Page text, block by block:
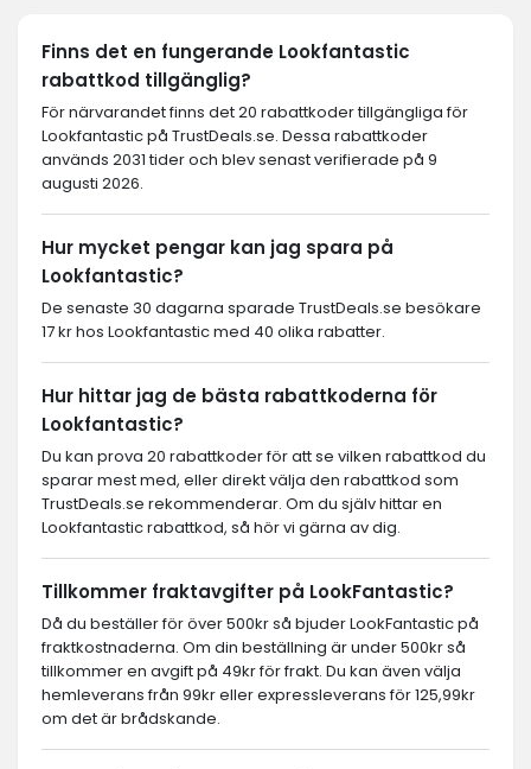
Finns det en fungerande Lookfantastic
rabattkod tillgänglig?
För närvarandet finns det 20 rabattkoder tillgängliga för
Lookfantastic på TrustDeals.se. Dessa rabattkoder
används 2031 tider och blev senast verifierade på 9
augusti 2026.
Hur mycket pengar kan jag spara på
Lookfantastic?
De senaste 30 dagarna sparade TrustDeals.se besökare
17 kr hos Lookfantastic med 40 olika rabatter.
Hur hittar jag de bästa rabattkoderna för
Lookfantastic?
Du kan prova 20 rabattkoder för att se vilken rabattkod du
sparar mest med, eller direkt välja den rabattkod som
TrustDeals.se rekommenderar. Om du själv hittar en
Lookfantastic rabattkod, så hör vi gärna av dig.
Tillkommer fraktavgifter på LookFantastic?
Då du beställer för över 500kr så bjuder LookFantastic på
fraktkostnaderna. Om din beställning är under 500kr så
tillkommer en avgift på 49kr för frakt. Du kan även välja
hemleverans från 99kr eller expressleverans för 125,99kr
om det är brådskande.